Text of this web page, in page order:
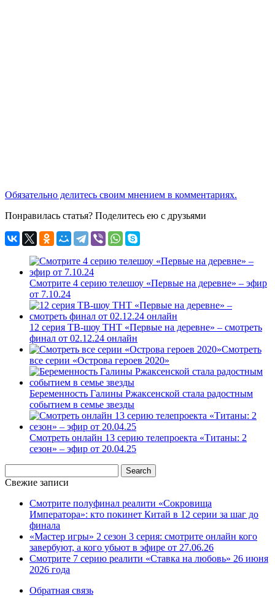
Обязательно делитесь своим мнением в комментариях.
Понравилась статья? Поделитесь ею с друзьями
Смотрите 4 серию телешоу «Первые на деревне» – эфир
от 7.10.24
12 серия ТВ-шоу ТНТ «Первые на деревне» – смотреть
финал от 02.12.24 онлайн
Смотреть
все серии «Острова героев 2020»
Беременность Галины Ржаксенской стала радостным
событием в семье звезды
Смотреть онлайн 13 серию телепроекта «Титаны: 2
сезон» – эфир от 20.04.25
Свежие записи
Смотрите полуфинал реалити «Сокровища
Императора»: кто покинет Китай в 12 серии за шаг до
финала
«Мастер игры» 2 сезон 3 серия: смотрите онлайн кого
завербуют, а кого убьют в эфире от 27.06.26
Смотрите 7 серию реалити «Ставка на любовь» 26 июня
2026 года
Обратная связь